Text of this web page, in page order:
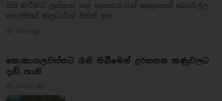
විසි කිරීමට උත්සාහ කළ සැකකරුවන් දෙදෙනෙක් බොරැල්ල
පොලිසියේ නිලධාරීන් විසින් අත..
1 hour ago
කොකාගලවත්තට ගිනි තිබීමෙන් දුරකතන කණුවලට
දැඩි හානි
3 hours ago